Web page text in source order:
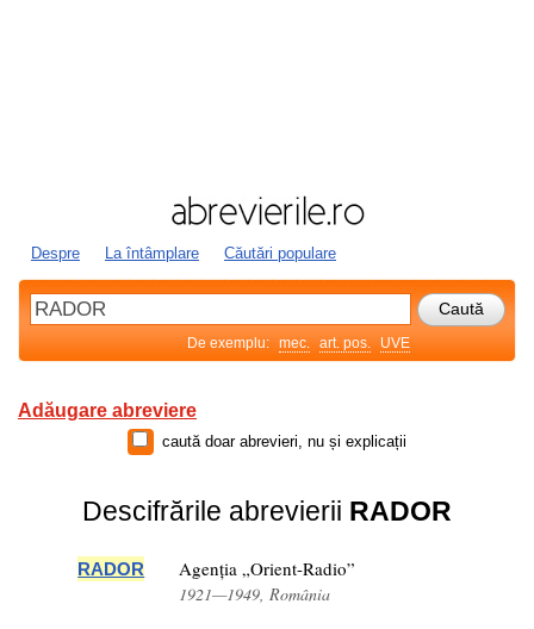
Despre La întâmplare Căutări populare
De exemplu: mec. art. pos. UVE
Adăugare abreviere
caută doar abrevieri, nu și explicații
Descifrările abrevierii RADOR
RADOR Agenția „Orient-Radio”
1921—1949, România